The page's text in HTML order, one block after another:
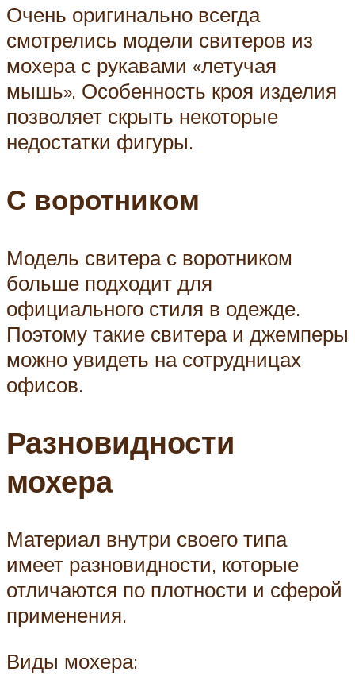
Очень оригинально всегда
смотрелись модели свитеров из
мохера с рукавами «летучая
мышь». Особенность кроя изделия
позволяет скрыть некоторые
недостатки фигуры.
С воротником
Модель свитера с воротником
больше подходит для
официального стиля в одежде.
Поэтому такие свитера и джемперы
можно увидеть на сотрудницах
офисов.
Разновидности
мохера
Материал внутри своего типа
имеет разновидности, которые
отличаются по плотности и сферой
применения.
Виды мохера: